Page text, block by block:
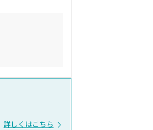
詳しくはこちら